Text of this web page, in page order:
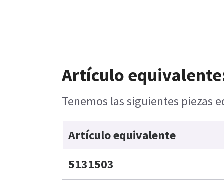
Artículo
Tenemos las siguientes piezas
Artículo equivalente
5131503